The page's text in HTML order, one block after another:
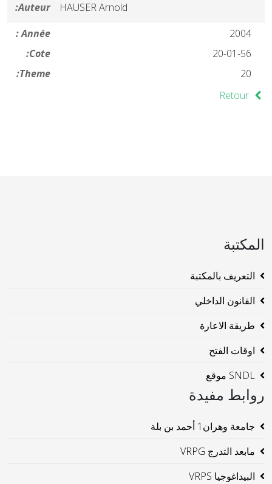
Auteur:
HAUSER Arnold
Année :
2004
Cote:
20-01-56
Theme:
20
Retour
المكتبة
التعريف بالمكتبة
القانون الداخلي
طريقة الاعارة
اوقات الفتح
SNDL موقع
روابط مفيدة
جامعة وهران1 أحمد بن بلة
مابعد التدرج VRPG
البيداغوجيا VRPS